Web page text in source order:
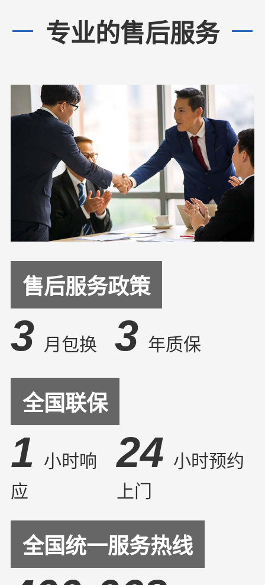
专业的售后服务
售后服务政策
3 月包换 3 年质保
全国联保
1
小时响
应
24 小时预约
上门
全国统一服务热线